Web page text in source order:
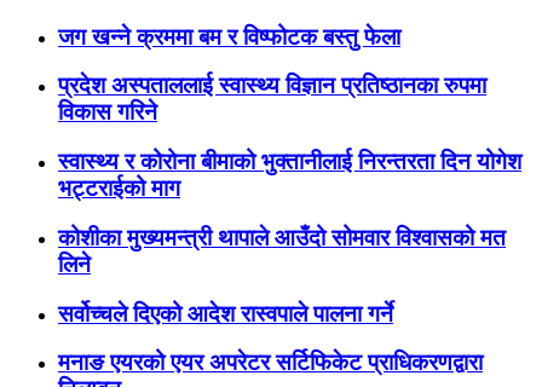
जग खन्ने क्रममा बम र विष्फोटक बस्तु फेला
प्रदेश अस्पताललाई स्वास्थ्य विज्ञान प्रतिष्ठानका रुपमा
विकास गरिने
स्वास्थ्य र कोरोना बीमाको भुक्तानीलाई निरन्तरता दिन योगेश
भट्टराईको माग
कोशीका मुख्यमन्त्री थापाले आउँदो सोमवार विश्वासको मत
लिने
सर्वोच्चले दिएको आदेश रास्वपाले पालना गर्ने
मनाङ एयरको एयर अपरेटर सर्टिफिकेट प्राधिकरणद्वारा